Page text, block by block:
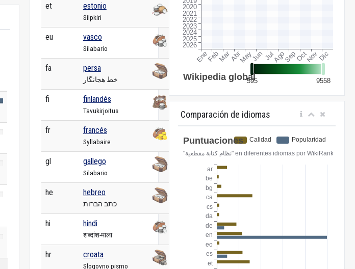
et estonio
Silpkiri
eu vasco
Silabario
fa persa
خط هجانگار
fi finlandés
Tavukirjoitus
fr francés
Syllabaire
gl gallego
Silabario
he hebreo
כתב הברות
hi hindi
शब्दांश-माला
hr croata
Slogovno pismo
Comparación de idiomas